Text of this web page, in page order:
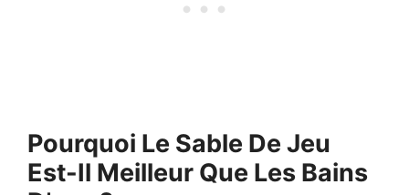
Pourquoi Le Sable De Jeu
Est-Il Meilleur Que Les Bains